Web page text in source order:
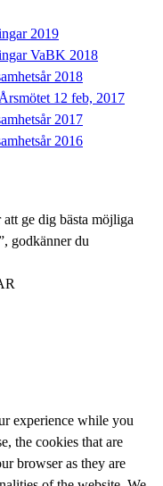
2019
VaBK 2018
2018
12 feb, 2017
2017
2016
ge dig bästa möjliga
godkänner du
experience while you
the cookies that are
browser as they are